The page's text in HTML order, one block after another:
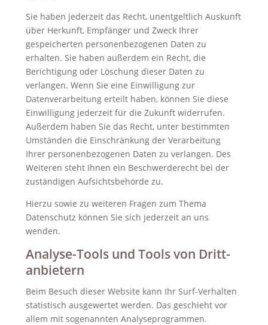
Sie haben jederzeit das Recht, unentgeltlich Auskunft
über Herkunft, Empfänger und Zweck Ihrer
gespeicherten personenbezogenen Daten zu
erhalten. Sie haben außerdem ein Recht, die
Berichtigung oder Löschung dieser Daten zu
verlangen. Wenn Sie eine Einwilligung zur
Datenverarbeitung erteilt haben, können Sie diese
Einwilligung jederzeit für die Zukunft widerrufen.
Außerdem haben Sie das Recht, unter bestimmten
Umständen die Einschränkung der Verarbeitung
Ihrer personenbezogenen Daten zu verlangen. Des
Weiteren steht Ihnen ein Beschwerderecht bei der
zuständigen Aufsichtsbehörde zu.
Hierzu sowie zu weiteren Fragen zum Thema
Datenschutz können Sie sich jederzeit an uns
wenden.
Analyse-Tools und Tools von Dritt­
anbietern
Beim Besuch dieser Website kann Ihr Surf-Verhalten
statistisch ausgewertet werden. Das geschieht vor
allem mit sogenannten Analyseprogrammen.